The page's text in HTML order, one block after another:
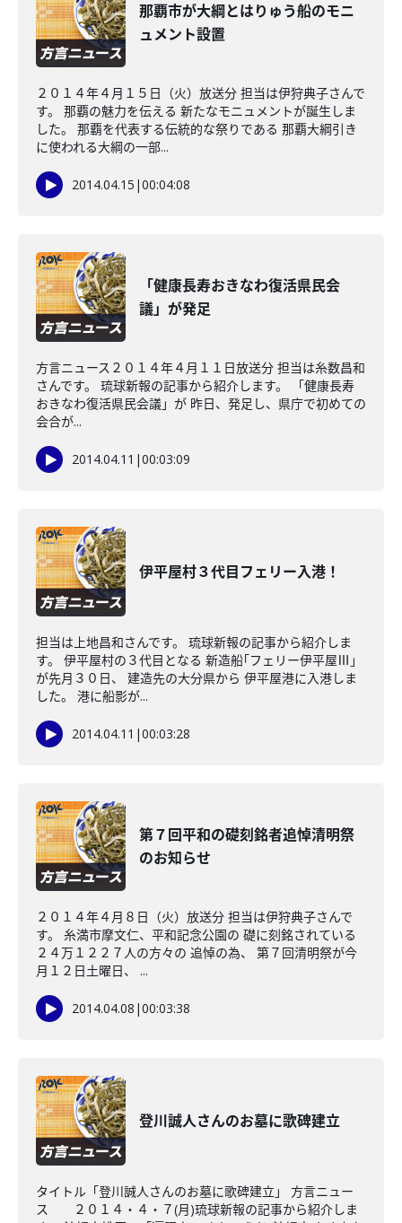
那覇市が大綱とはりゅう船のモニ
ュメント設置
２０１４年４月１５日（火）放送分 担当は伊狩典子さんで
す。 那覇の魅力を伝える 新たなモニュメントが誕生しま
した。 那覇を代表する伝統的な祭りである 那覇大綱引き
に使われる大綱の一部...
2014.04.15 |00:04:08
「健康長寿おきなわ復活県民会
議」が発足
方言ニュース２０１４年４月１１日放送分 担当は糸数昌和
さんです。 琉球新報の記事から紹介します。 「健康長寿
おきなわ復活県民会議」が 昨日、発足し、県庁で初めての
会合が...
2014.04.11 |00:03:09
伊平屋村３代目フェリー入港！
担当は上地昌和さんです。 琉球新報の記事から紹介しま
す。 伊平屋村の３代目となる 新造船｢フェリー伊平屋Ⅲ｣
が先月３０日、 建造先の大分県から 伊平屋港に入港しま
した。 港に船影が...
2014.04.11 |00:03:28
第７回平和の礎刻銘者追悼清明祭
のお知らせ
２０１４年４月８日（火）放送分 担当は伊狩典子さんで
す。 糸満市摩文仁、平和記念公園の 礎に刻銘されている
２４万１２２７人の方々の 追悼の為、 第７回清明祭が今
月１２日土曜日、 ...
2014.04.08 |00:03:38
登川誠人さんのお墓に歌碑建立
タイトル「登川誠人さんのお墓に歌碑建立」 方言ニュー
ス ２０１４・４・７(月)琉球新報の記事から紹介しま